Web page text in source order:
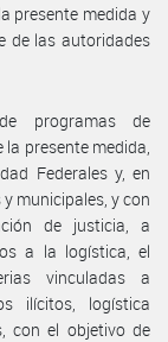
presente medida y
de las autoridades
programas de
presente medida,
Federales y, en
municipales, y con
de justicia, a
a la logística, el
vinculadas a
ilícitos, logística
con el objetivo de